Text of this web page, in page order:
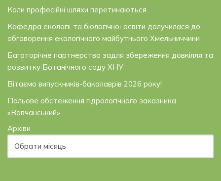
Коли професійні шляхи перетинаються
Кафедра екології та біологічної освіти долучилася до
обговорення екологічного майбутнього Хмельниччини
Багаторічне партнерство задля збереження довкілля та
розвитку Ботанічного саду ХНУ
Вітаємо випускників-бакалаврів 2026 року!
Польове обстеження гідрологічного заказника
«Вовчанський»
Архіви